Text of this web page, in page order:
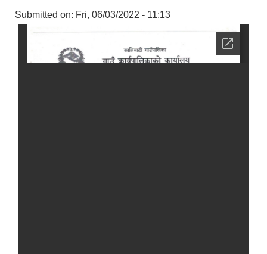
Submitted on: Fri, 06/03/2022 - 11:13